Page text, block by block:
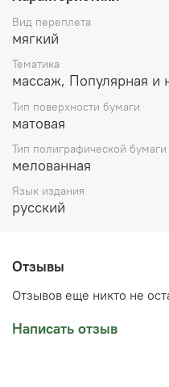
изображения, переплёт
мм, 48 страниц
Вид переплета
мягкий
Тематика
массаж, Популярная и
Тип поверхности бумаги
матовая
Тип полиграфической бумаги
мелованная
Язык издания
русский
Отзывы
Отзывов еще никто не
Написать отзыв